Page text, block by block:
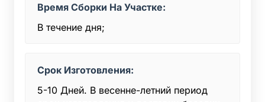
Время Сборки На Участке:
В течение дня;
Срок Изготовления:
5-10 Дней. В весенне-летний период